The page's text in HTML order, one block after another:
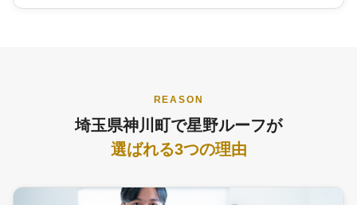
REASON
埼玉県神川町で星野ルーフが
選ばれる3つの理由